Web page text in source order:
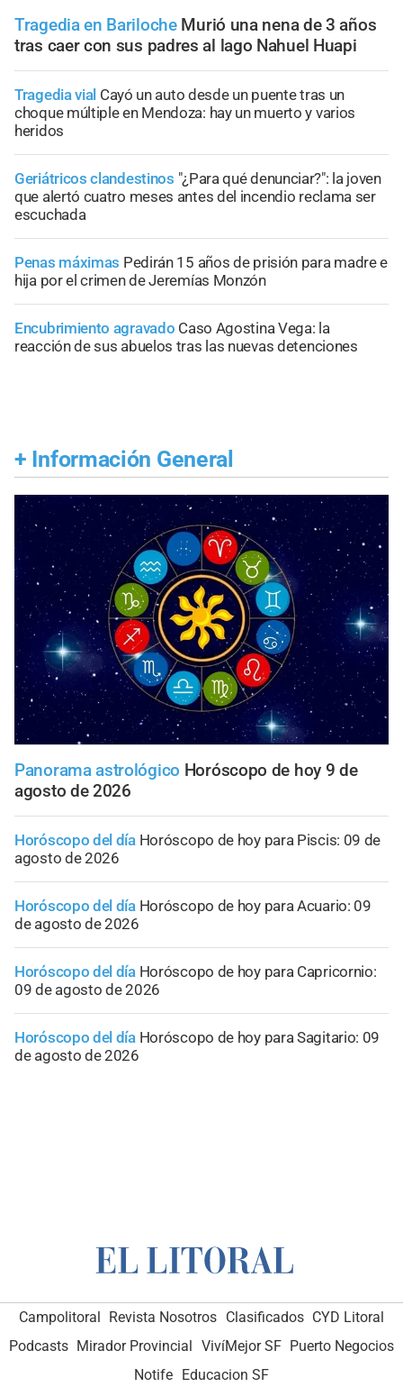
Tragedia en Bariloche Murió una nena de 3 años
tras caer con sus padres al lago Nahuel Huapi
Tragedia vial Cayó un auto desde un puente tras un
choque múltiple en Mendoza: hay un muerto y varios
heridos
Geriátricos clandestinos "¿Para qué denunciar?": la joven
que alertó cuatro meses antes del incendio reclama ser
escuchada
Penas máximas Pedirán 15 años de prisión para madre e
hija por el crimen de Jeremías Monzón
Encubrimiento agravado Caso Agostina Vega: la
reacción de sus abuelos tras las nuevas detenciones
+ Información General
Panorama astrológico Horóscopo de hoy 9 de
agosto de 2026
Horóscopo del día Horóscopo de hoy para Piscis: 09 de
agosto de 2026
Horóscopo del día Horóscopo de hoy para Acuario: 09
de agosto de 2026
Horóscopo del día Horóscopo de hoy para Capricornio:
09 de agosto de 2026
Horóscopo del día Horóscopo de hoy para Sagitario: 09
de agosto de 2026
Campolitoral Revista Nosotros Clasificados CYD Litoral
Podcasts Mirador Provincial VivíMejor SF Puerto Negocios
Notife Educacion SF